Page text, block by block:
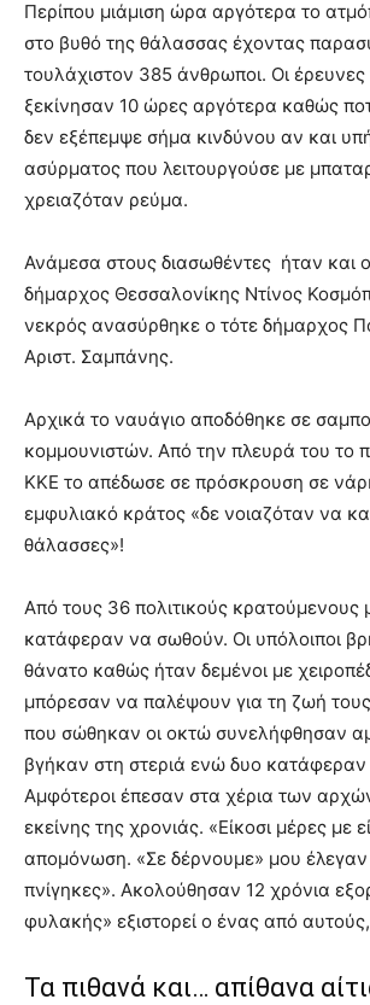
Περίπου μιάμιση ώρα αργότερα το
στο βυθό της θάλασσας έχοντας
τουλάχιστον 385 άνθρωποι. Οι
ξεκίνησαν 10 ώρες αργότερα καθώς
δεν εξέπεμψε σήμα κινδύνου αν και
ασύρματος που λειτουργούσε με
χρειαζόταν ρεύμα.
Ανάμεσα στους διασωθέντες ήταν και
δήμαρχος Θεσσαλονίκης Ντίνος
νεκρός ανασύρθηκε ο τότε δήμαρχος
Αριστ. Σαμπάνης.
Αρχικά το ναυάγιο αποδόθηκε σε
κομμουνιστών. Από την πλευρά του το
ΚΚΕ το απέδωσε σε πρόσκρουση σε
εμφυλιακό κράτος «δε νοιαζόταν να
θάλασσες»!
Από τους 36 πολιτικούς κρατούμενους
κατάφεραν να σωθούν. Οι υπόλοιποι
θάνατο καθώς ήταν δεμένοι με
μπόρεσαν να παλέψουν για τη ζωή
που σώθηκαν οι οκτώ συνελήφθησαν
βγήκαν στη στεριά ενώ δυο
Αμφότεροι έπεσαν στα χέρια των
εκείνης της χρονιάς. «Είκοσι μέρες με
απομόνωση. «Σε δέρνουμε» μου έλεγαν
πνίγηκες». Ακολούθησαν 12 χρόνια
φυλακής» εξιστορεί ο ένας από
Τα πιθανά και… απίθανα